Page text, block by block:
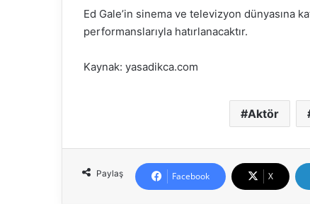
Ed Gale’in sinema ve televizyon dünyasına
performanslarıyla hatırlanacaktır.
Kaynak: yasadikca.com
Aktör
Paylaş Facebook X